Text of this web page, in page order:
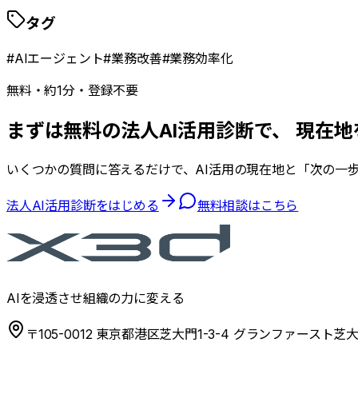
タグ
#AIエージェント#業務改善#業務効率化
無料・約1分・登録不要
まずは無料の法人AI活用診断で、 現在
いくつかの質問に答えるだけで、AI活用の現在地と「次の一
法人AI活用診断をはじめる 無料相談はこちら
AIを浸透させ組織の力に変える
〒105-0012 東京都港区芝大門1-3-4 グランファースト芝